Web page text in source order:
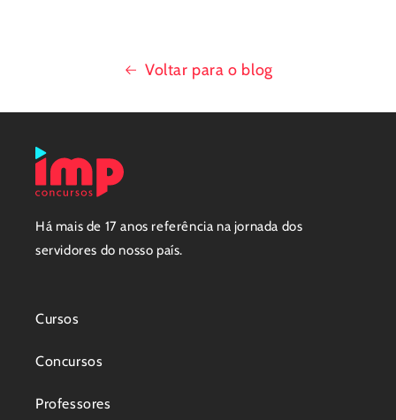
Voltar para o blog
Há mais de 17 anos referência na jornada dos
servidores do nosso país.
Cursos
Concursos
Professores